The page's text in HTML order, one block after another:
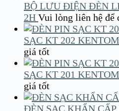
BỘ LƯU ĐIỆN ĐÈN
2H Vui lòng liên hệ để
SẠC KT 202 KENTOM
giá tốt
SẠC KT 201 KENTOM
giá tốt
ĐÈN SẠC KHẨN